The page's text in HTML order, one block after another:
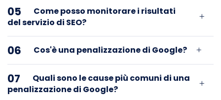
05
Come posso monitorare i risultati
del servizio di SEO?
06 Cos'è una penalizzazione di Google?
07
Quali sono le cause più comuni di una
penalizzazione di Google?